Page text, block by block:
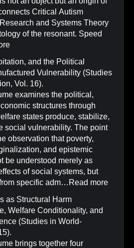
Critical Autism
and Systems Theory
of the resonant. Speed
and the Political
Vulnerability (Studies
Vol. 16).
examines the political,
structures through
states produce, stabilize,
social vulnerability. The point
observation that poverty,
and epistemic
be understood merely as
of social systems, but
specific adm… Read more
as Structural Harm
Welfare Conditionality, and
(Studies in World-
.
brings together four